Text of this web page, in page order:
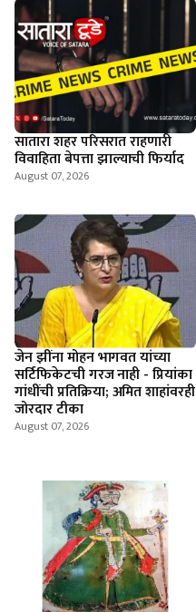
सातारा शहर परिसरात राहणारी
विवाहिता बेपत्ता झाल्याची फिर्याद
August 07, 2026
जेन झींना मोहन भागवत यांच्या
सर्टिफिकेटची गरज नाही - प्रियांका
गांधींची प्रतिक्रिया; अमित शाहांवरही
जोरदार टीका
August 07, 2026